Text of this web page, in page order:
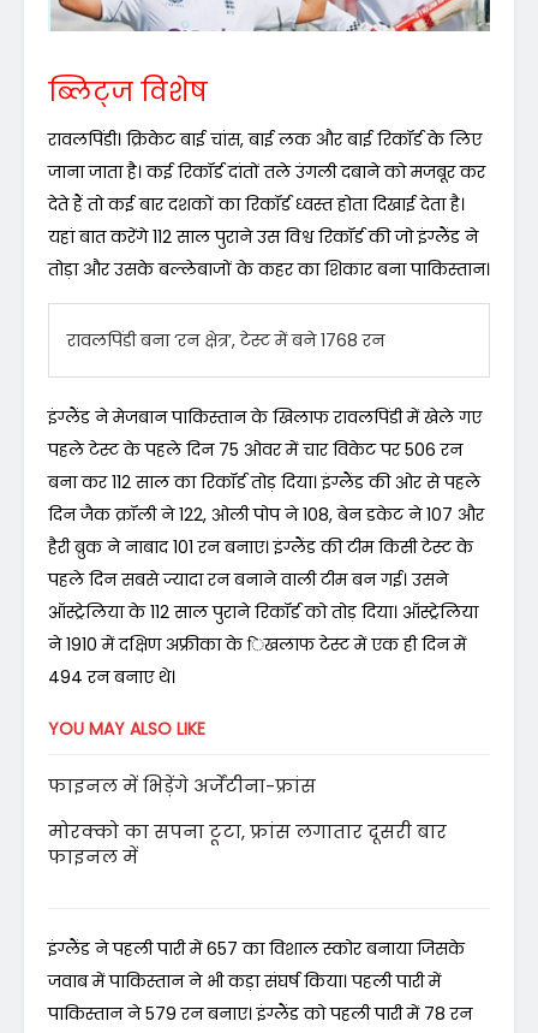
ब्लिट्ज विशेष
रावलपिंडी। क्रिकेट बाई चांस, बाई लक और बाई रिकॉर्ड के लिए
जाना जाता है। कई रिकॉर्ड दांतों तले उंगली दबाने को मजबूर कर
देते हैं तो कई बार दशकों का रिकॉर्ड ध्वस्त होता दिखाई देता है।
यहां बात करेंगे 112 साल पुराने उस विश्व रिकॉर्ड की जो इंग्लैंड ने
तोड़ा और उसके बल्लेबाजों के कहर का शिकार बना पाकिस्तान।
रावलपिंडी बना ‘रन क्षेत्र’, टेस्ट में बने 1768 रन
इंग्लैंड ने मेजबान पाकिस्तान के खिलाफ रावलपिंडी में खेले गए
पहले टेस्ट के पहले दिन 75 ओवर में चार विकेट पर 506 रन
बना कर 112 साल का रिकॉर्ड तोड़ दिया। इंग्लैंड की ओर से पहले
दिन जैक क्रॉली ने 122, ओली पोप ने 108, बेन डकेट ने 107 और
हैरी ब्रुक ने नाबाद 101 रन बनाए। इंग्लैंड की टीम किसी टेस्ट के
पहले दिन सबसे ज्यादा रन बनाने वाली टीम बन गई। उसने
ऑस्ट्रेलिया के 112 साल पुराने रिकॉर्ड को तोड़ दिया। ऑस्ट्रेलिया
ने 1910 में दक्षिण अफ्रीका के िखलाफ टेस्ट में एक ही दिन में
494 रन बनाए थे।
YOU MAY ALSO LIKE
फाइनल में भिड़ेंगे अर्जेंटीना-फ्रांस
मोरक्को का सपना टूटा, फ्रांस लगातार दूसरी बार
फाइनल में
इंग्लैंड ने पहली पारी में 657 का विशाल स्कोर बनाया जिसके
जवाब में पाकिस्तान ने भी कड़ा संघर्ष किया। पहली पारी में
पाकिस्तान ने 579 रन बनाए। इंग्लैंड को पहली पारी में 78 रन